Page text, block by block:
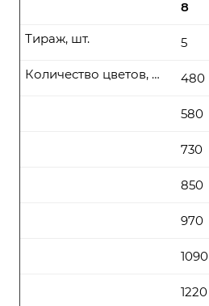
8
5
Тираж, шт.
480
Количество цветов, цена (руб\шт) от
580
730
850
970
1090
1220